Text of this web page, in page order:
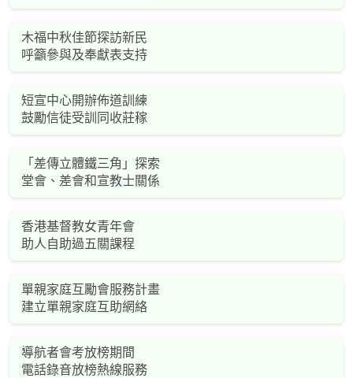
木福中秋佳節探訪新民
呼籲參與及奉獻表支持
短宣中心開辦佈道訓練
鼓勵信徒受訓同收莊稼
「差傳立體鐵三角」探索
堂會、差會和宣教士關係
香港基督教女青年會
助人自助過五關課程
單親家庭互勵會服務計畫
建立單親家庭互助網絡
導航者會考放榜期間
電話錄音放榜熱線服務